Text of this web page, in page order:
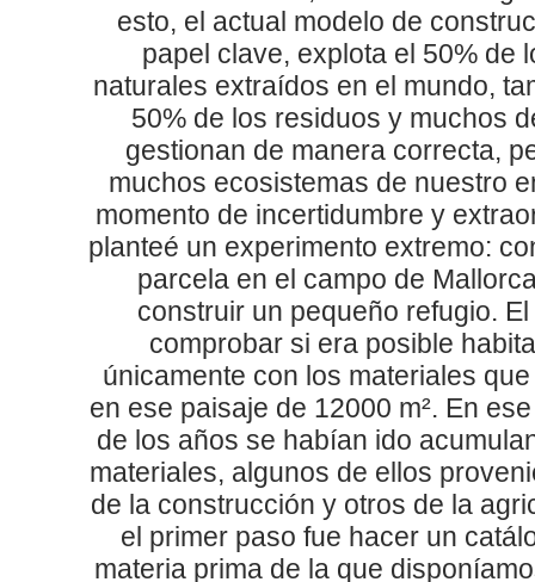
esto, el actual modelo de
papel clave, explota el 50% de
naturales extraídos en el mundo,
50% de los residuos y muchos
gestionan de manera correcta,
muchos ecosistemas de nuestro
momento de incertidumbre y
planteé un experimento extremo:
parcela en el campo de
construir un pequeño refugio.
comprobar si era posible
únicamente con los materiales
en ese paisaje de 12000 m². En
de los años se habían ido
materiales, algunos de ellos
de la construcción y otros de la
el primer paso fue hacer un
materia prima de la que